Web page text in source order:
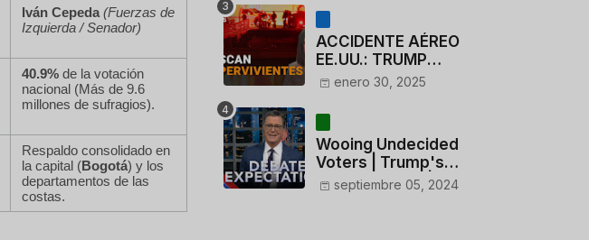
Iván Cepeda (Fuerzas de
Izquierda / Senador)
40.9%de la votación
nacional (Más de 9.6
millones de sufragios).
Respaldo consolidado en
la capital (Bogotá) y los
departamentos de las
costas.
dólares a migrantes
deportados
ACCIDENTE AÉREO
EE.UU.: TRUMP
CUESTIONA LA
ACTUACIÓN DE LOS
CONTROLADORES y
PILOTO del
HELICÓPTERO
enero 30, 2025
Wooing Undecided
Voters | Trump's
Marijuana Plan | 1990s
septiembre 05, 2024